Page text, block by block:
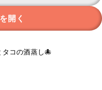
開く
コの酒蒸し🐙